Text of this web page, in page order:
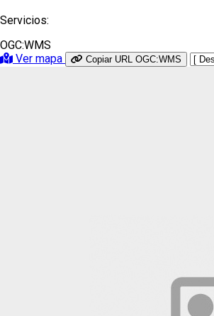
Servicios:
OGC:WMS
Ver mapa
Copiar URL OGC:WMS